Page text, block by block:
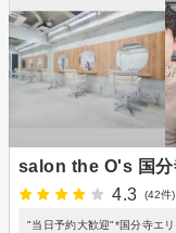
salon the O's 国分
4.3
(42件)
"当日予約大歓迎"*国分寺エ